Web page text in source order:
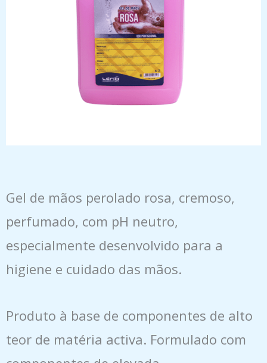
Gel de mãos perolado rosa, cremoso,
perfumado, com pH neutro,
especialmente desenvolvido para a
higiene e cuidado das mãos.
Produto à base de componentes de alto
teor de matéria activa. Formulado com